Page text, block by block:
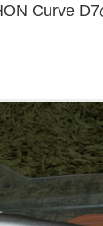
Curve D7